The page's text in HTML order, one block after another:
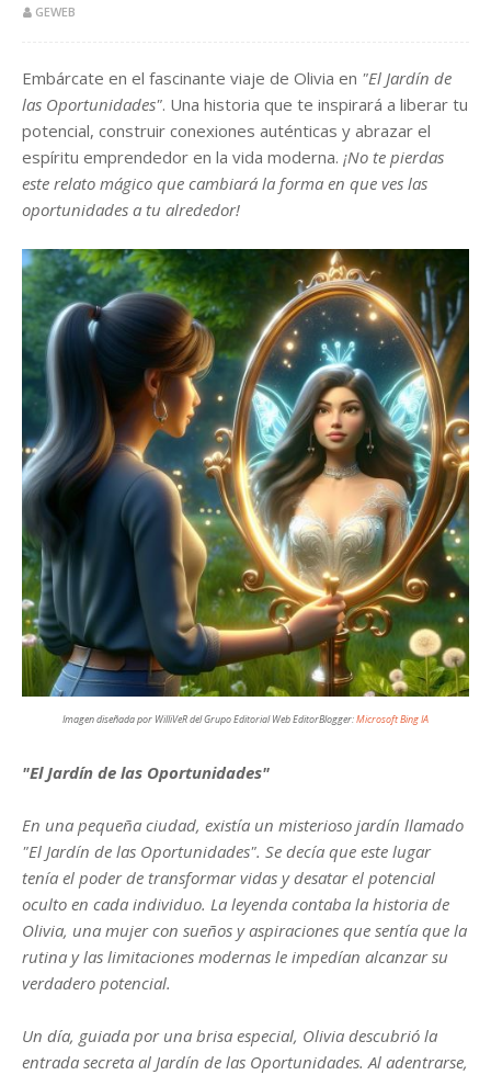
GEWEB
Embárcate en el fascinante viaje de Olivia en "El Jardín de
las Oportunidades". Una historia que te inspirará a liberar tu
potencial, construir conexiones auténticas y abrazar el
espíritu emprendedor en la vida moderna. ¡No te pierdas
este relato mágico que cambiará la forma en que ves las
oportunidades a tu alrededor!
Imagen diseñada por WilliVeR del Grupo Editorial Web EditorBlogger:Microsoft Bing IA
"El Jardín de las Oportunidades"
En una pequeña ciudad, existía un misterioso jardín llamado
"El Jardín de las Oportunidades". Se decía que este lugar
tenía el poder de transformar vidas y desatar el potencial
oculto en cada individuo. La leyenda contaba la historia de
Olivia, una mujer con sueños y aspiraciones que sentía que la
rutina y las limitaciones modernas le impedían alcanzar su
verdadero potencial.
Un día, guiada por una brisa especial, Olivia descubrió la
entrada secreta al Jardín de las Oportunidades. Al adentrarse,